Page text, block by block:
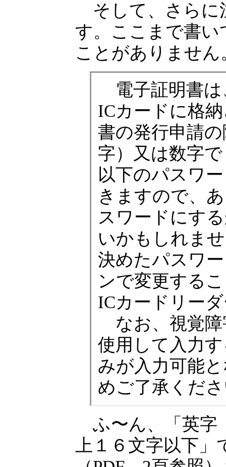
そして、さらに
す。ここまで書
ことがありません
電子証明書は
ICカードに格
書の発行申請
字）又は数字
以下のパスワ
きますので、
スワードにす
いかもしれま
決めたパスワ
ンで変更する
ICカードリー
なお、視覚障
使用して入力
みが入力可能
めご了承くだ
ふ〜ん、「英字
上１６文字以下」